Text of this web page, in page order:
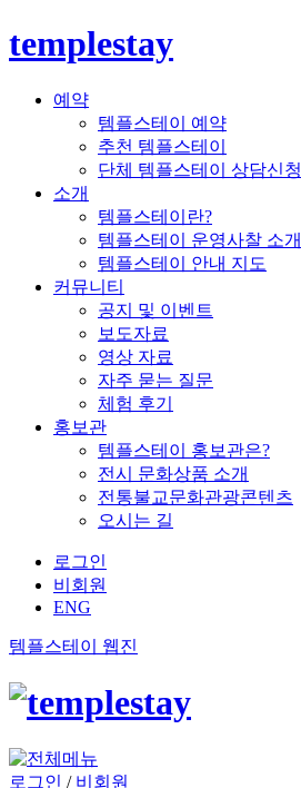
templestay
예약
템플스테이 예약
추천 템플스테이
단체 템플스테이 상담신청
소개
템플스테이란?
템플스테이 운영사찰 소개
템플스테이 안내 지도
커뮤니티
공지 및 이벤트
보도자료
영상 자료
자주 묻는 질문
체험 후기
홍보관
템플스테이 홍보관은?
전시 문화상품 소개
전통불교문화관광콘텐츠
오시는 길
로그인
비회원
ENG
템플스테이 웹진
로그인 / 비회원